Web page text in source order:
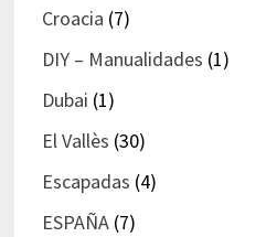
Croacia (7)
DIY – Manualidades (1)
Dubai (1)
El Vallès (30)
Escapadas (4)
ESPAÑA(7)